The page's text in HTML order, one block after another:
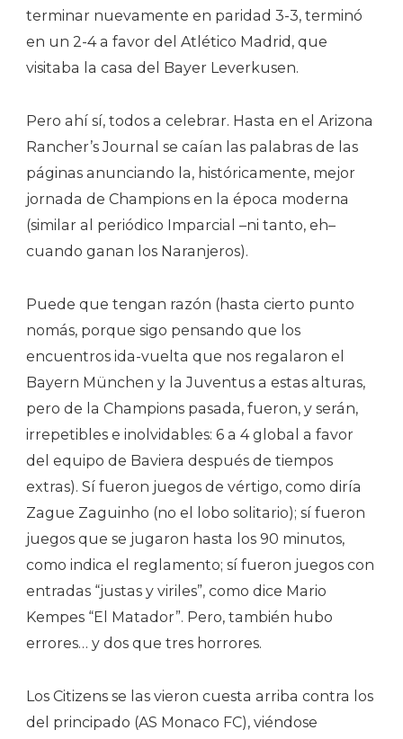
terminar nuevamente en paridad 3-3, terminó
en un 2-4 a favor del Atlético Madrid, que
visitaba la casa del Bayer Leverkusen.
Pero ahí sí, todos a celebrar. Hasta en el Arizona
Rancher’s Journal se caían las palabras de las
páginas anunciando la, históricamente, mejor
jornada de Champions en la época moderna
(similar al periódico Imparcial –ni tanto, eh–
cuando ganan los Naranjeros).
Puede que tengan razón (hasta cierto punto
nomás, porque sigo pensando que los
encuentros ida-vuelta que nos regalaron el
Bayern München y la Juventus a estas alturas,
pero de la Champions pasada, fueron, y serán,
irrepetibles e inolvidables: 6 a 4 global a favor
del equipo de Baviera después de tiempos
extras). Sí fueron juegos de vértigo, como diría
Zague Zaguinho (no el lobo solitario); sí fueron
juegos que se jugaron hasta los 90 minutos,
como indica el reglamento; sí fueron juegos con
entradas “justas y viriles”, como dice Mario
Kempes “El Matador”. Pero, también hubo
errores… y dos que tres horrores.
Los Citizens se las vieron cuesta arriba contra los
del principado (AS Monaco FC), viéndose